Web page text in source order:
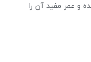
و عمر مفید آن را